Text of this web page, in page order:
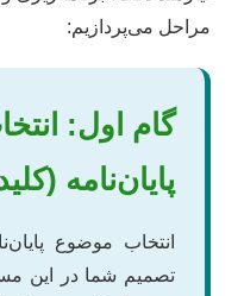
مراحل می‌پردازیم:
گام اول:
پایان‌نامه
انتخاب موضوع
تصمیم شما در این